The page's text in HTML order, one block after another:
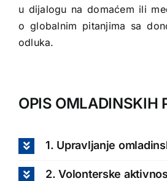
u dijalogu na domaćem ili
o globalnim pitanjima sa
odluka.
OPIS OMLADINSKIH
1. Upravljanje
2. Volonterske